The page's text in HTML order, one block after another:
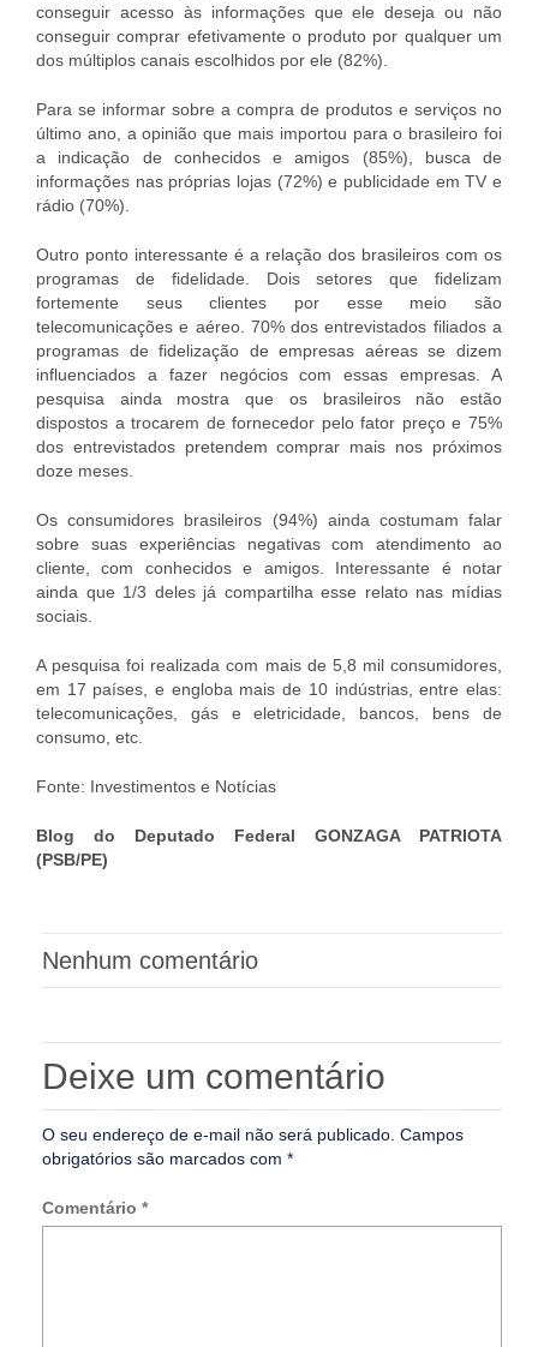
conseguir acesso às informações que ele deseja ou não
conseguir comprar efetivamente o produto por qualquer um
dos múltiplos canais escolhidos por ele (82%).
Para se informar sobre a compra de produtos e serviços no
último ano, a opinião que mais importou para o brasileiro foi
a indicação de conhecidos e amigos (85%), busca de
informações nas próprias lojas (72%) e publicidade em TV e
rádio (70%).
Outro ponto interessante é a relação dos brasileiros com os
programas de fidelidade. Dois setores que fidelizam
fortemente seus clientes por esse meio são
telecomunicações e aéreo. 70% dos entrevistados filiados a
programas de fidelização de empresas aéreas se dizem
influenciados a fazer negócios com essas empresas. A
pesquisa ainda mostra que os brasileiros não estão
dispostos a trocarem de fornecedor pelo fator preço e 75%
dos entrevistados pretendem comprar mais nos próximos
doze meses.
Os consumidores brasileiros (94%) ainda costumam falar
sobre suas experiências negativas com atendimento ao
cliente, com conhecidos e amigos. Interessante é notar
ainda que 1/3 deles já compartilha esse relato nas mídias
sociais.
A pesquisa foi realizada com mais de 5,8 mil consumidores,
em 17 países, e engloba mais de 10 indústrias, entre elas:
telecomunicações, gás e eletricidade, bancos, bens de
consumo, etc.
Fonte: Investimentos e Notícias
Blog do Deputado Federal GONZAGA PATRIOTA
(PSB/PE)
Nenhum comentário
Deixe um comentário
O seu endereço de e-mail não será publicado. Campos
obrigatórios são marcados com *
Comentário *